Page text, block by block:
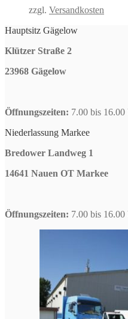
zzgl. Versandkosten
Hauptsitz Gägelow
Klützer Straße 2
23968 Gägelow
Öffnungszeiten: 7.00 bis 16.00
Niederlassung Markee
Bredower Landweg 1
14641 Nauen OT Markee
Öffnungszeiten: 7.00 bis 16.00